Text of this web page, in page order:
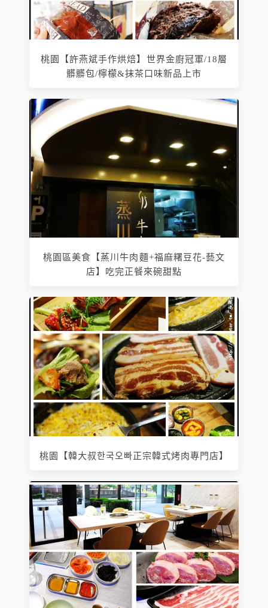
桃園【許燕斌手作烘焙】世界金廚冠軍/18層
髒髒包/檸檬&抹茶口味新品上市
桃園區美食【蒸川牛肉麵+福麻糬豆花-藝文
店】吃完正餐來碗甜點
桃園【韓大叔한국오빠正宗韓式烤肉專門店】